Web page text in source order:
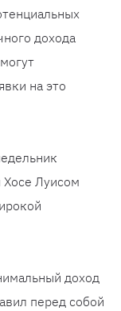
дохода
на это
Хосе Луисом
доход
перед собой